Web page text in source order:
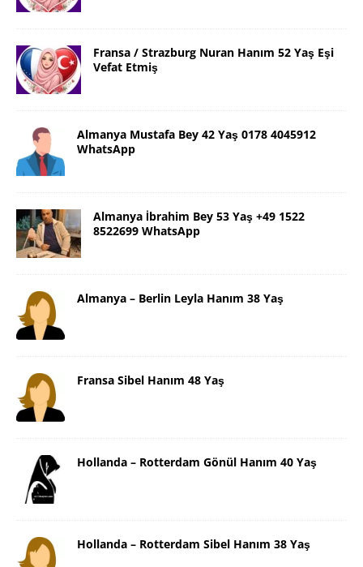
Fransa / Strazburg Nuran Hanım 52 Yaş Eşi
Vefat Etmiş
Almanya Mustafa Bey 42 Yaş 0178 4045912
WhatsApp
Almanya İbrahim Bey 53 Yaş +49 1522
8522699 WhatsApp
Almanya – Berlin Leyla Hanım 38 Yaş
Fransa Sibel Hanım 48 Yaş
Hollanda – Rotterdam Gönül Hanım 40 Yaş
Hollanda – Rotterdam Sibel Hanım 38 Yaş